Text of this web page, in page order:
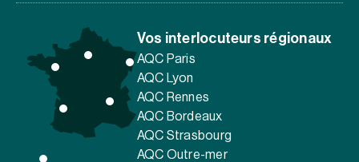
Vos interlocuteurs régionaux
AQC Paris
AQC Lyon
AQC Rennes
AQC Bordeaux
AQC Strasbourg
AQC Outre-mer